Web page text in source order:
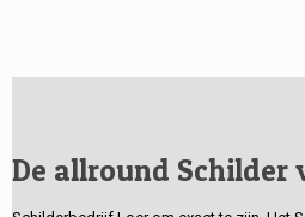
De allround